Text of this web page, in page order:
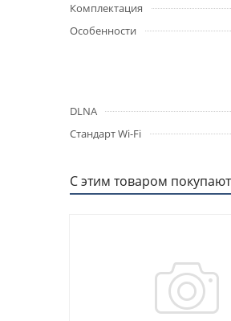
Комплектация
Особенности
DLNA
Стандарт Wi-Fi
С этим товаром покупают